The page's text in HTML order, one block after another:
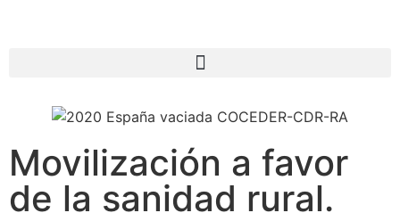
Movilización a favor
de la sanidad rural.